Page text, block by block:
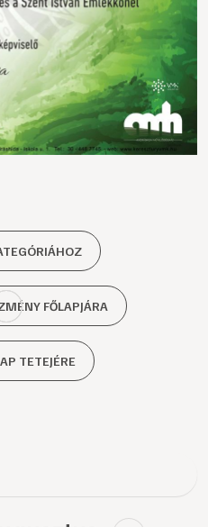
FŐLAPJÁRA
TETEJÉRE